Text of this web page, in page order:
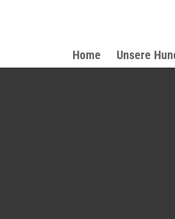
Home Unsere